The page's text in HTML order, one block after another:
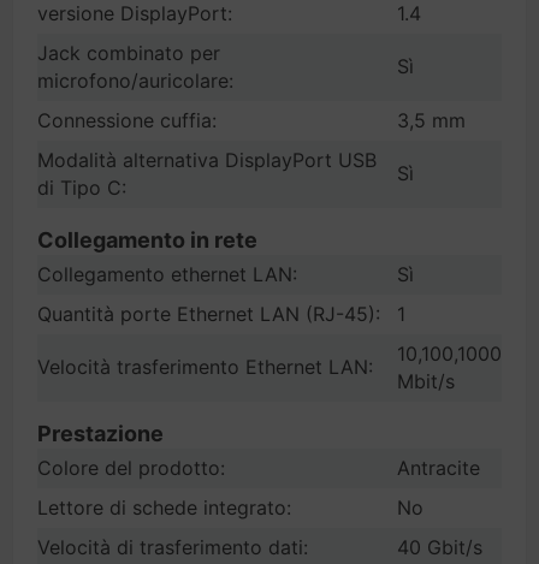
versione DisplayPort:
1.4
Jack combinato per
microfono/auricolare:
Sì
Connessione cuffia:
3,5 mm
Modalità alternativa DisplayPort USB
di Tipo C:
Sì
Collegamento in rete
Collegamento ethernet LAN:
Sì
Quantità porte Ethernet LAN (RJ-45):
1
Velocità trasferimento Ethernet LAN:
10,100,1000
Mbit/s
Prestazione
Colore del prodotto:
Antracite
Lettore di schede integrato:
No
Velocità di trasferimento dati:
40 Gbit/s